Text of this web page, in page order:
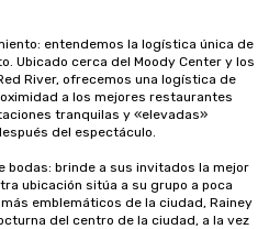
entendemos la logística única de
Ubicado cerca del Moody Center y los
River, ofrecemos una logística de
a los mejores restaurantes
tranquilas y «elevadas»
del espectáculo.
bodas: brinde a sus invitados la mejor
ubicación sitúa a su grupo a poca
emblemáticos de la ciudad, Rainey
del centro de la ciudad, a la vez